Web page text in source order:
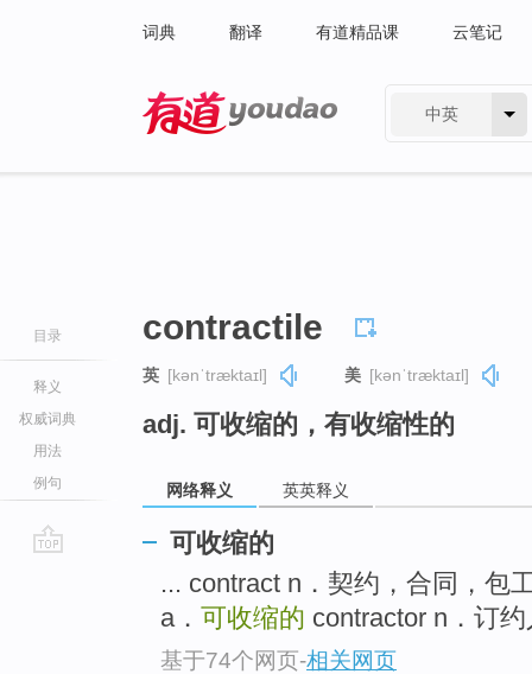
词典 翻译 有道精品课 云笔记
中英
目录
释义
权威词典
用法
例句
contractile
英 [kənˈtræktaɪl] 美 [kənˈtræktaɪl]
adj. 可收缩的，有收缩性的
网络释义 英英释义
可收缩的
... contract n．契约，合同，包
a． 可收缩的 contractor n．订
基于74个网页-相关网页